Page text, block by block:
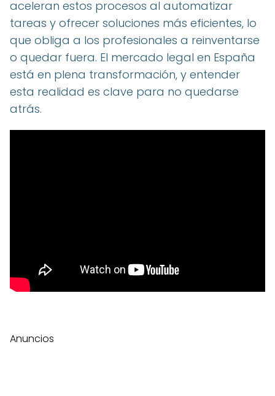
aceleran estos procesos al automatizar
tareas y ofrecer soluciones más eficientes, lo
que obliga a los profesionales a reinventarse
o quedar fuera. El mercado legal en España
está en plena transformación, y entender
esta realidad es clave para no quedarse
atrás.
Anuncios